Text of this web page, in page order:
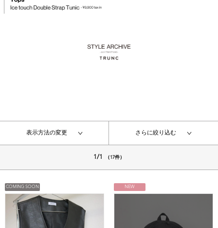
表示方法の変更 さらに絞り込む
1/1 （17件）
COMING SOON NEW